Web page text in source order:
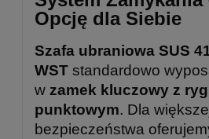
Opcję dla Siebie
Szafa ubraniowa SUS
WST standardowo
w zamek kluczowy z
punktowym. Dla
bezpieczeństwa